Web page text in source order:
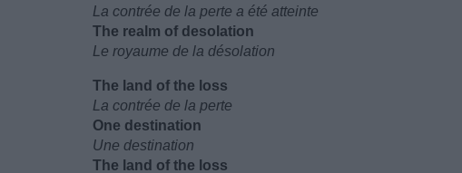
La contrée de la perte a été atteinte
The realm of desolation
Le royaume de la désolation
The land of the loss
La contrée de la perte
One destination
Une destination
The land of the loss